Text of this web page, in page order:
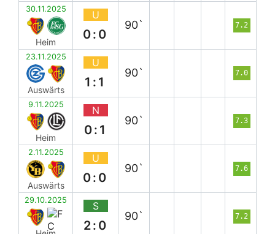
30.11.2025
Heim
U
0:0
90` 7.2
23.11.2025
Auswärts
U
1:1
90` 7.0
9.11.2025
Heim
N
0:1
90` 7.3
2.11.2025
Auswärts
U
0:0
90` 7.6
29.10.2025 S
2:0
90` 7.2